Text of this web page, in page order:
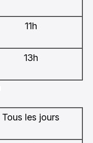
11h
13h
Tous les jours